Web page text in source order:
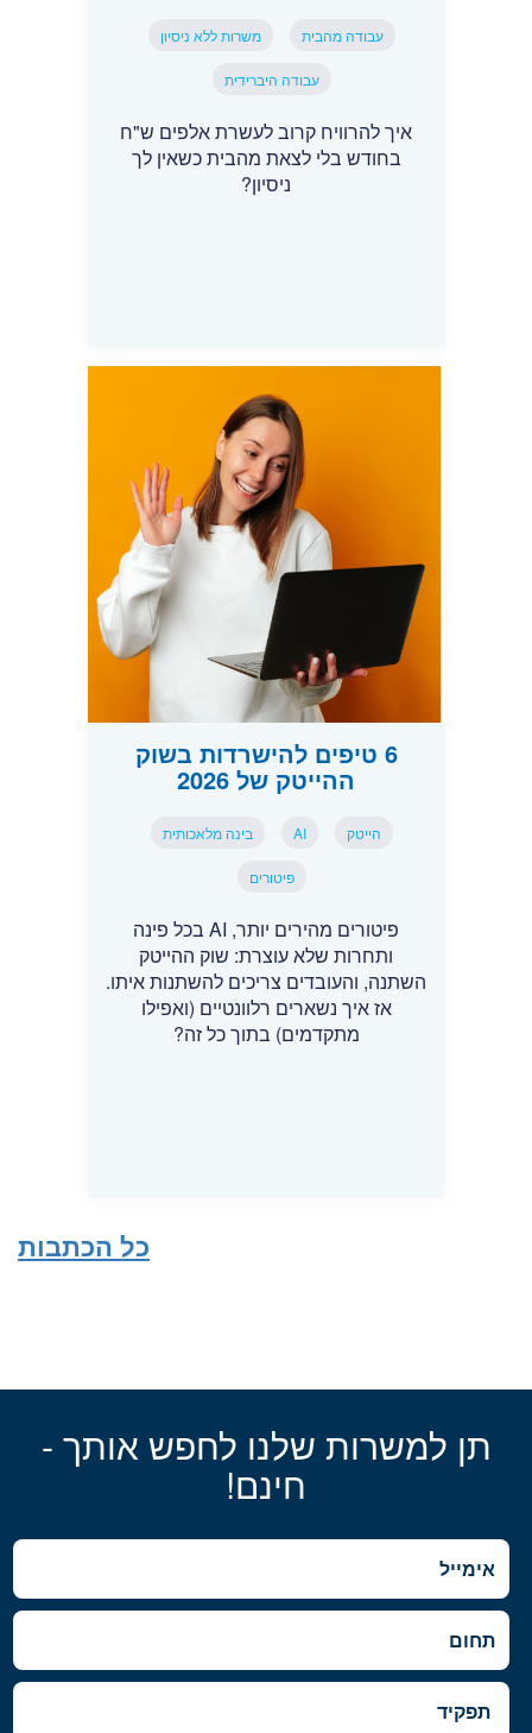
עבודה מהבית משרות ללא ניסיון
עבודה היברידית
איך להרוויח קרוב לעשרת אלפים ש"ח
בחודש בלי לצאת מהבית כשאין לך
ניסיון?
6 טיפים להישרדות בשוק
ההייטק של 2026
הייטק AI בינה מלאכותית
פיטורים
פיטורים מהירים יותר, AI בכל פינה
ותחרות שלא עוצרת: שוק ההייטק
השתנה, והעובדים צריכים להשתנות איתו.
אז איך נשארים רלוונטיים (ואפילו
מתקדמים) בתוך כל זה?
כל הכתבות
תן למשרות שלנו לחפש אותך -
חינם!